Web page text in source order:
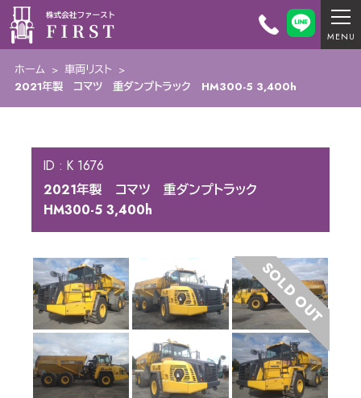
ホーム > 車両リスト >
2021年製 コマツ 重ダンプトラック HM300-5 3,400h
ID : K 1676
2021年製 コマツ 重ダンプトラック
HM300-5 3,400h
SOLD OUT